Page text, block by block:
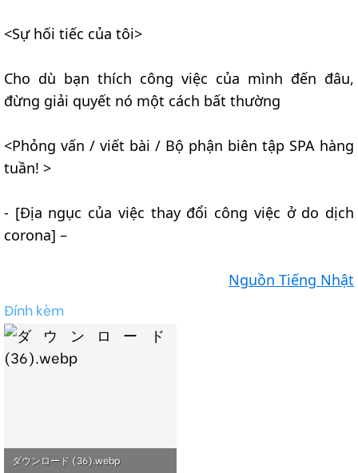
<Sự hối tiếc của tôi>
Cho dù bạn thích công việc của mình đến đâu,
đừng giải quyết nó một cách bất thường
<Phỏng vấn / viết bài / Bộ phận biên tập SPA hàng
tuần! >
- [Địa ngục của việc thay đổi công việc ở do dịch
corona] –
Nguồn Tiếng Nhật
Đính kèm
ダウンロード (36).webp